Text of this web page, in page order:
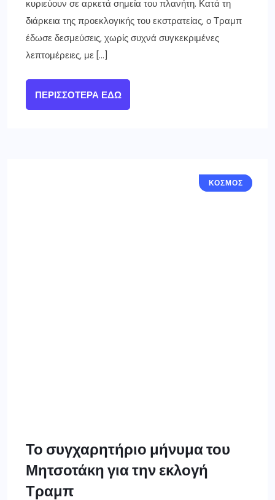
κυριεύουν σε αρκετά σημεία του πλανήτη. Κατά τη
διάρκεια της προεκλογικής του εκστρατείας, ο Τραμπ
έδωσε δεσμεύσεις, χωρίς συχνά συγκεκριμένες
λεπτομέρειες, με […]
ΠΕΡΙΣΣΌΤΕΡΑ ΕΔΏ
ΕΛΛΑΔΑ
ΚΟΣΜΟΣ
Το συγχαρητήριο μήνυμα του
Μητσοτάκη για την εκλογή
Τραμπ